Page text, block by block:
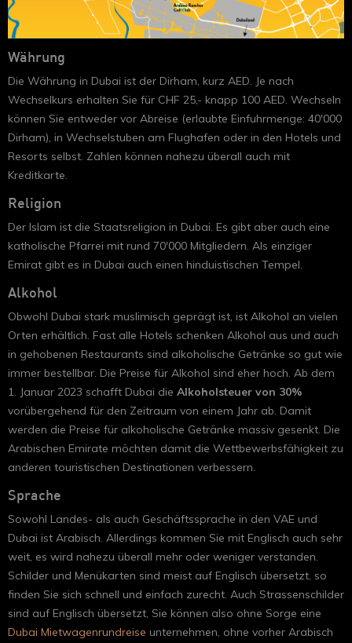
Währung
Die Währung in Dubai ist der Dirham, kurz AED. Je nach
Wechselkurs erhalten Sie für CHF 25,- knapp 100 AED. Wechseln
können Sie entweder vor Abreise (erlaubte Einfuhrmenge: 40'000
Dirham), in Wechselstuben am Flughafen oder in den Hotels und
Resorts selbst. Zahlen können nahezu überall auch mit
Kreditkarte.
Religion
Der Islam ist die Staatsreligion in Dubai. Es gibt aber auch eine
katholische Pfarrei mit rund 70'000 Mitgliedern. Als einziger
Emirat gibt es in Dubai auch einen hinduistischen Tempel.
Alkohol
Obwohl Dubai stark muslimisch geprägt ist, ist Alkohol an vielen
Orten erhältlich. Fast alle Hotels schenken Alkohol aus und auch
in gehobenen Restaurants sind alkoholische Getränke so gut wie
immer bestellbar. Die Preise für Alkohol sind eher hoch. Ab dem
1. Januar 2023 schafft Dubai die Alkoholsteuer von 30%
vorübergehend für den Zeitraum von einem Jahr ab. Damit
werden die Preise für alkoholische Getränke massiv gesenkt. Die
Arabischen Emirate möchten damit die Wettbewerbsfähigkeit zu
anderen touristischen Destinationen verbessern.
Sprache
Sowohl Landes- als auch Geschäftssprache in den VAE und
Dubai ist Arabisch. Allerdings kommen Sie mit Englisch auch sehr
weit, es wird nahezu überall mehr oder weniger verstanden.
Schilder und Menükarten sind meist auf Englisch übersetzt, so
finden Sie sich schnell und einfach zurecht. Auch Strassenschilder
sind auf Englisch übersetzt, Sie können also ohne Sorge eine
Dubai Mietwagenrundreise unternehmen, ohne vorher Arabisch